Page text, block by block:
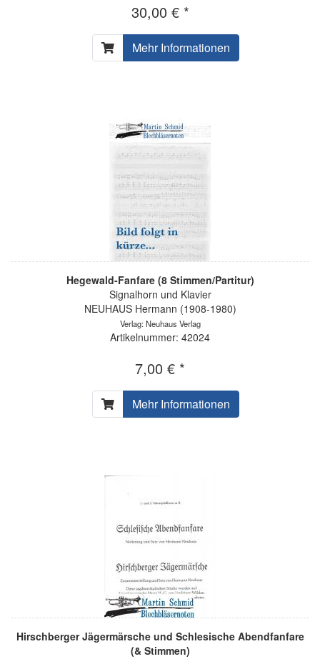
30,00 € *
Mehr Informationen
Hegewald-Fanfare (8 Stimmen/Partitur)
Signalhorn und Klavier
NEUHAUS Hermann (1908-1980)
Verlag: Neuhaus Verlag
Artikelnummer: 42024
7,00 € *
Mehr Informationen
Hirschberger Jägermärsche und Schlesische Abendfanfare
(& Stimmen)